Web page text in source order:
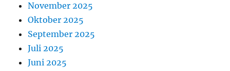
November 2025
Oktober 2025
September 2025
Juli 2025
Juni 2025